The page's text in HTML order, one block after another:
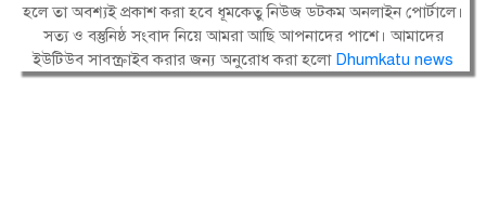
হলে তা অবশ্যই প্রকাশ করা হবে ধূমকেতু নিউজ ডটকম অনলাইন পোর্টালে।
সত্য ও বস্তুনিষ্ঠ সংবাদ নিয়ে আমরা আছি আপনাদের পাশে। আমাদের
ইউটিউব সাবস্ক্রাইব করার জন্য অনুরোধ করা হলো Dhumkatu news